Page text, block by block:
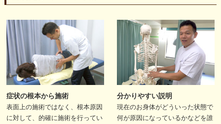
症状の根本から施術
表面上の施術ではなく、根本原因
に対して、的確に施術を行ってい
分かりやすい説明
現在のお身体がどういった状態で
何が原因になっているかなどを誰